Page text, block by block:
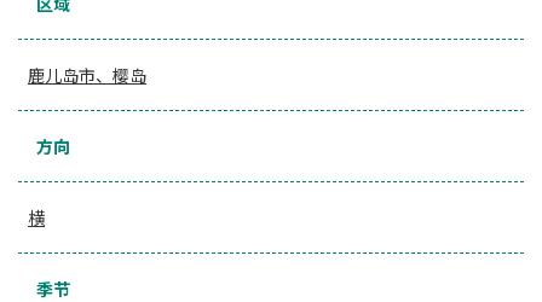
鹿儿岛市、樱岛
方向
横
季节